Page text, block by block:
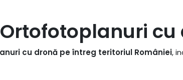
Ortofotoplanuri
cu dronă pe întreg teritoriul României,